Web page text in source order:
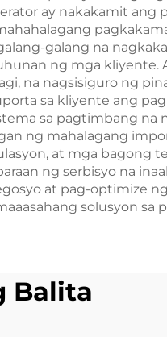
ay nakakamit ang
galang na
ng mga kliyente.
na nagsisiguro ng
sa kliyente ang
sa pagtimbang na
ng mahalagang
at mga bagong
ng serbisyo na
at pag-optimize
solusyon sa
Balita